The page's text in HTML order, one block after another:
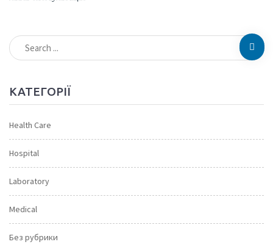
КАТЕГОРІЇ
Health Care
Hospital
Laboratory
Medical
Без рубрики